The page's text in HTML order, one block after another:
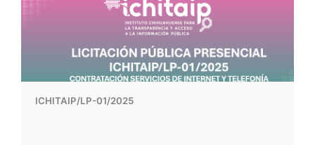
ICHITAIP/LP-01/2025